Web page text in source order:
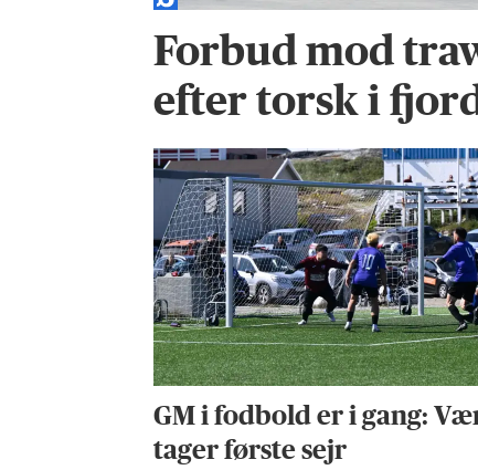
Forbud mod
efter torsk i
GM i fodbold er i gang:
tager første sejr